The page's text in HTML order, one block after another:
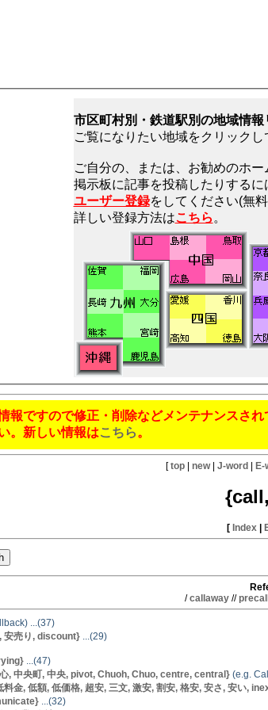
市区町村別・鉄道駅別の地域情報
ご覧になりたい地域をクリックし
ご自分の、または、お勧めのホー
ユーザー登録をしてください(無料)
詳しい登録方法はこちら 。
ですので修正・削除などメンテナンスされ
。新しい情報はこちら。
[top | new| J-word | E-
[ Index |
/callaway//
...(37)
安売り, discount} ...(29)
...(47)
, 中央町, 中央, pivot, Chuoh, Chuo, centre, central} (e.g.
金, 低額, 低価格, 超安, 三文, 激安, 割安, 格安, 安さ, 安い,
...(32)